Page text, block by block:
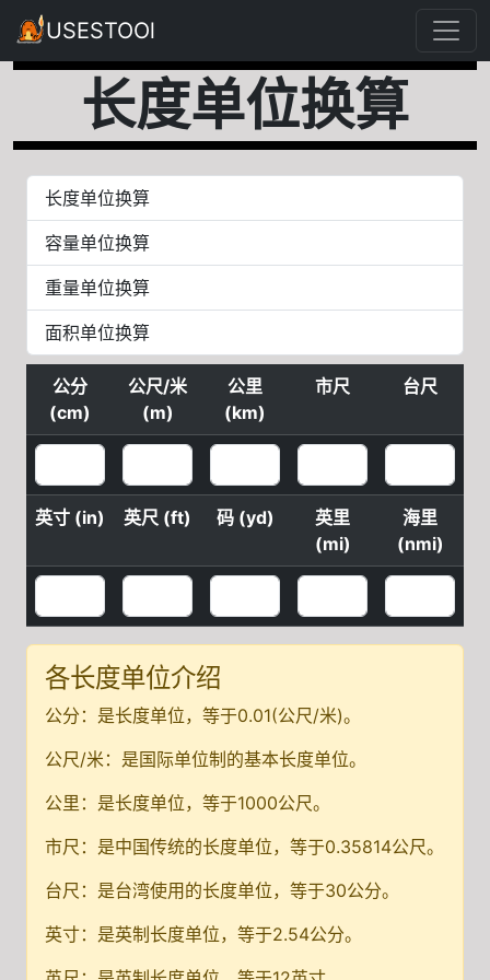
USESTOOl
长度单位换算
长度单位换算
容量单位换算
重量单位换算
面积单位换算
公分
(cm)
公尺/米
(m)
公里
(km)
市尺 台尺
英寸 (in) 英尺 (ft) 码 (yd)
英里
(mi)
海里
(nmi)
各长度单位介绍
公分：是长度单位，等于0.01(公尺/米)。
公尺/米：是国际单位制的基本长度单位。
公里：是长度单位，等于1000公尺。
市尺：是中国传统的长度单位，等于0.35814公尺。
台尺：是台湾使用的长度单位，等于30公分。
英寸：是英制长度单位，等于2.54公分。